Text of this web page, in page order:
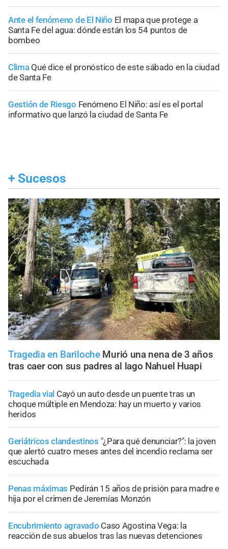
Ante el fenómeno de El Niño El mapa que protege a
Santa Fe del agua: dónde están los 54 puntos de
bombeo
Clima Qué dice el pronóstico de este sábado en la ciudad
de Santa Fe
Gestión de Riesgo Fenómeno El Niño: así es el portal
informativo que lanzó la ciudad de Santa Fe
+ Sucesos
Tragedia en Bariloche Murió una nena de 3 años
tras caer con sus padres al lago Nahuel Huapi
Tragedia vial Cayó un auto desde un puente tras un
choque múltiple en Mendoza: hay un muerto y varios
heridos
Geriátricos clandestinos "¿Para qué denunciar?": la joven
que alertó cuatro meses antes del incendio reclama ser
escuchada
Penas máximas Pedirán 15 años de prisión para madre e
hija por el crimen de Jeremías Monzón
Encubrimiento agravado Caso Agostina Vega: la
reacción de sus abuelos tras las nuevas detenciones